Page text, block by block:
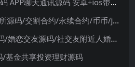
即时聊天通讯源码 APP聊天通讯源码 安卓+ios带后端源码控制
Java多语言交易所源码/交割合约/永续合约/币币/java服务端
仿SOUL交友源码/婚恋交友源码/社交友附近人婚恋约仿陌陌APP源码系统
/基金共享投资理财源码